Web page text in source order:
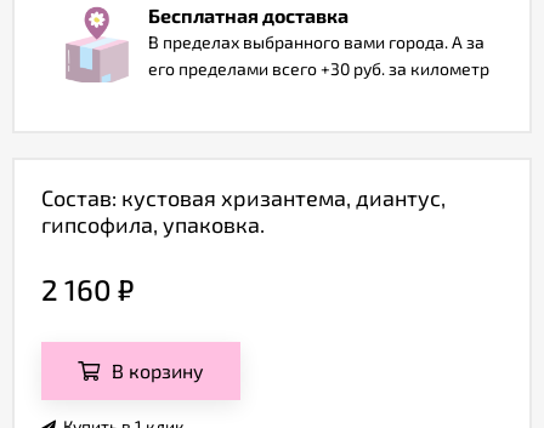
Бесплатная доставка
В пределах выбранного вами города. А за
его пределами всего +30 руб. за километр
Состав: кустовая хризантема, диантус,
гипсофила, упаковка.
2 160 ₽
В корзину